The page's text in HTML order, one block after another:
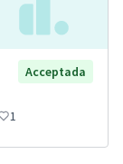
Acceptada
1